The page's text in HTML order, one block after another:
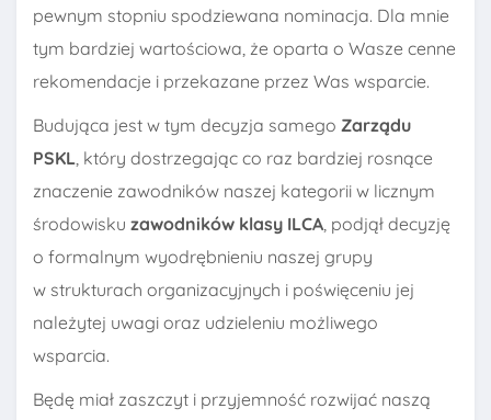
pewnym stopniu spodziewana nominacja. Dla mnie
tym bardziej wartościowa, że oparta o Wasze cenne
rekomendacje i przekazane przez Was wsparcie.
Budująca jest w tym decyzja samego Zarządu
PSKL, który dostrzegając co raz bardziej rosnące
znaczenie zawodników naszej kategorii w licznym
środowisku zawodników klasy ILCA, podjął decyzję
o formalnym wyodrębnieniu naszej grupy
w strukturach organizacyjnych i poświęceniu jej
należytej uwagi oraz udzieleniu możliwego
wsparcia.
Będę miał zaszczyt i przyjemność rozwijać naszą